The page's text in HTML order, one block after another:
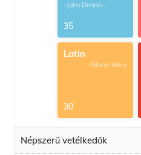
-John Dennis
35
Latin
-Gloria Mary
30
Népszerű vetélkedők